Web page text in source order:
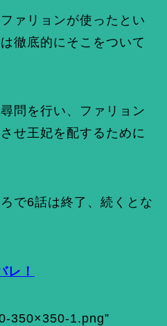
ァリョンが使ったとい
徹底的にそこをついて
問を行い、ファリョン
せ王妃を配するために
で6話は終了、続くとな
レ！
350×350-1.png”